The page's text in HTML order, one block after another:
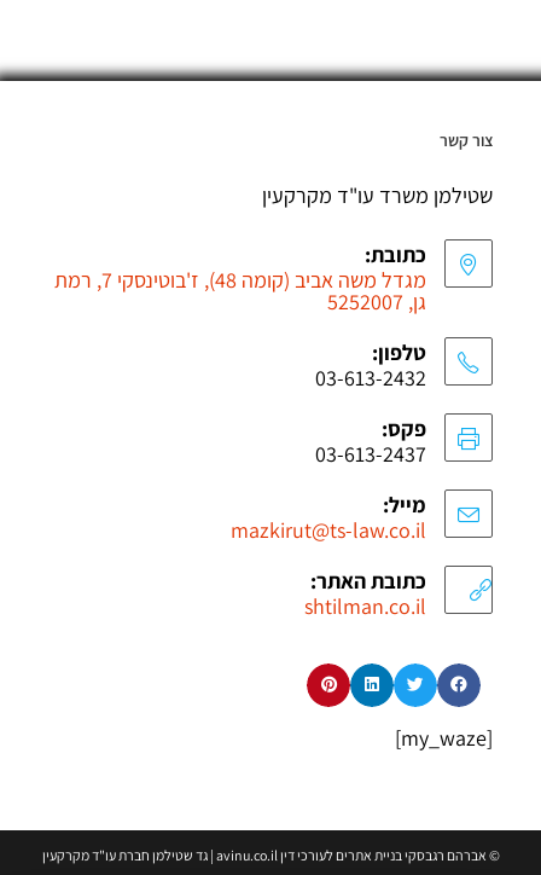
צור קשר
שטילמן משרד עו"ד מקרקעין
כתובת:
מגדל משה אביב (קומה 48), ז'בוטינסקי 7, רמת
גן, 5252007
טלפון:
03-613-2432
פקס:
03-613-2437
מייל:
mazkirut@ts-law.co.il
כתובת האתר:
shtilman.co.il
©אברהם רגבסקיבניית אתרים לעורכי דין avinu.co.il | גד שטילמן חברת עו"ד מקרקעין